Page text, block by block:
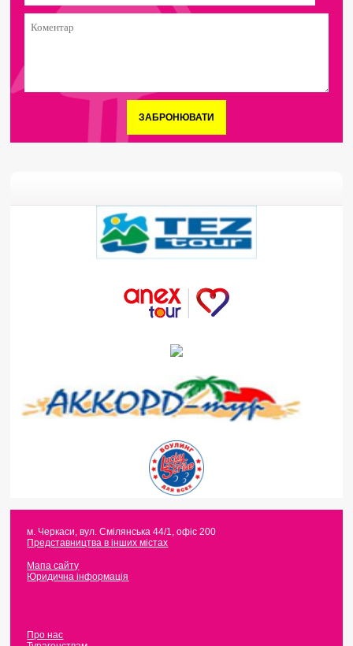
ЗАБРОНЮВАТИ
м. Черкаси,вул. Смілянська 44/1, офіс 200
Представництва в інших містах
Мапа сайту
Юридична інформація
Про нас